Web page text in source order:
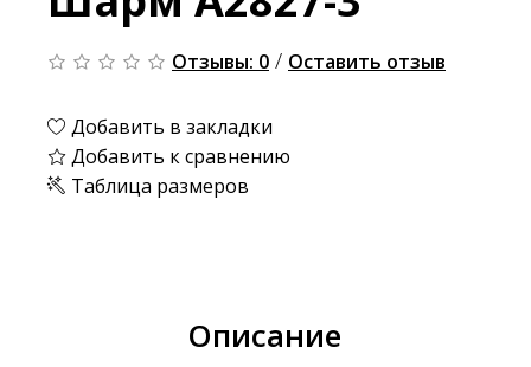
Отзывы: 0 / Оставить отзыв
Добавить в закладки
Добавить к сравнению
Таблица размеров
Описание